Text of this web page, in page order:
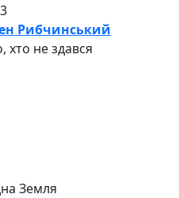
Рибчинський
хто не здався
Земля